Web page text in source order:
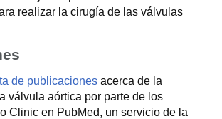
realizar la cirugía de las válvulas
de publicaciones acerca de la
válvula aórtica por parte de los
Clinic en PubMed, un servicio de la